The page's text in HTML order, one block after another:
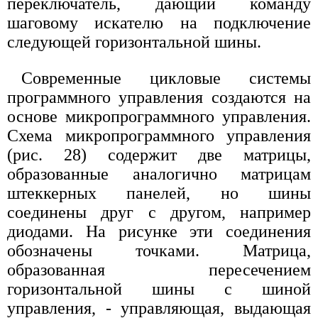
шаговому искателю на подключение
следующей горизонтальной шины.
Современные цикловые системы
программного управления создаются на
основе микропрограммного управления.
Схема микропрограммного управления
(рис. 28) содержит две матрицы,
образованные аналогично матрицам
штеккерных панелей, но шины
соединены друг с другом, например
диодами. На рисунке эти соединения
обозначены точками. Матрица,
образованная пересечением
горизонтальной шины с шиной
управления, - управляющая, выдающая